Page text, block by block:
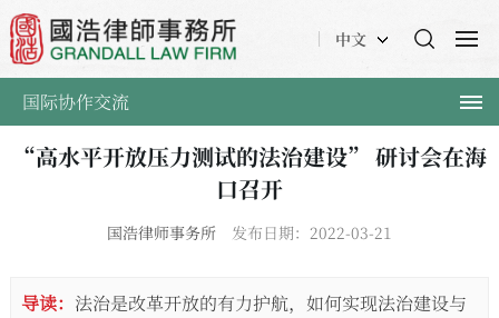
中文
国际协作交流
“高水平开放压力测试的法治建设” 研讨会在海
口召开
国浩律师事务所 发布日期：2022-03-21
导读： 法治是改革开放的有力护航，如何实现法治建设与